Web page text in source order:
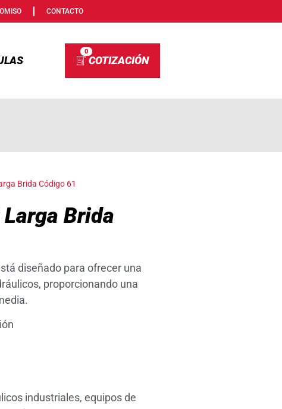
CONTACTO
0
Brida Código 61
Brida
diseñado para ofrecer una
proporcionando una
industriales, equipos de